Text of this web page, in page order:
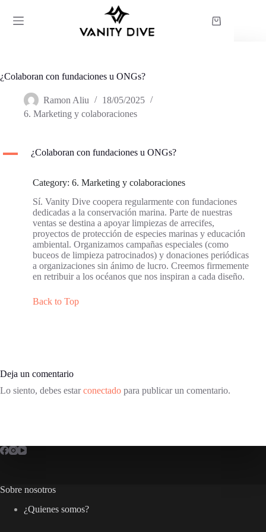
contenido
Carro
¿Colaboran con fundaciones u ONGs?
Ramon Aliu
18/05/2025
6. Marketing y colaboraciones
A ¿Colaboran con fundaciones u ONGs?
Category: 6. Marketing y colaboraciones
Sí. Vanity Dive coopera regularmente con fundaciones
dedicadas a la conservación marina. Parte de nuestras
ventas se destina a apoyar limpiezas de arrecifes,
proyectos de protección de especies marinas y educación
ambiental. Organizamos campañas especiales (como
buceos de limpieza patrocinados) y donaciones periódicas
a organizaciones sin ánimo de lucro. Creemos firmemente
en retribuir a los océanos que nos inspiran a cada diseño.
Back to Top
Deja un comentario
Lo siento, debes estarconectado para publicar un comentario.
Sobre nosotros
¿Quienes somos?